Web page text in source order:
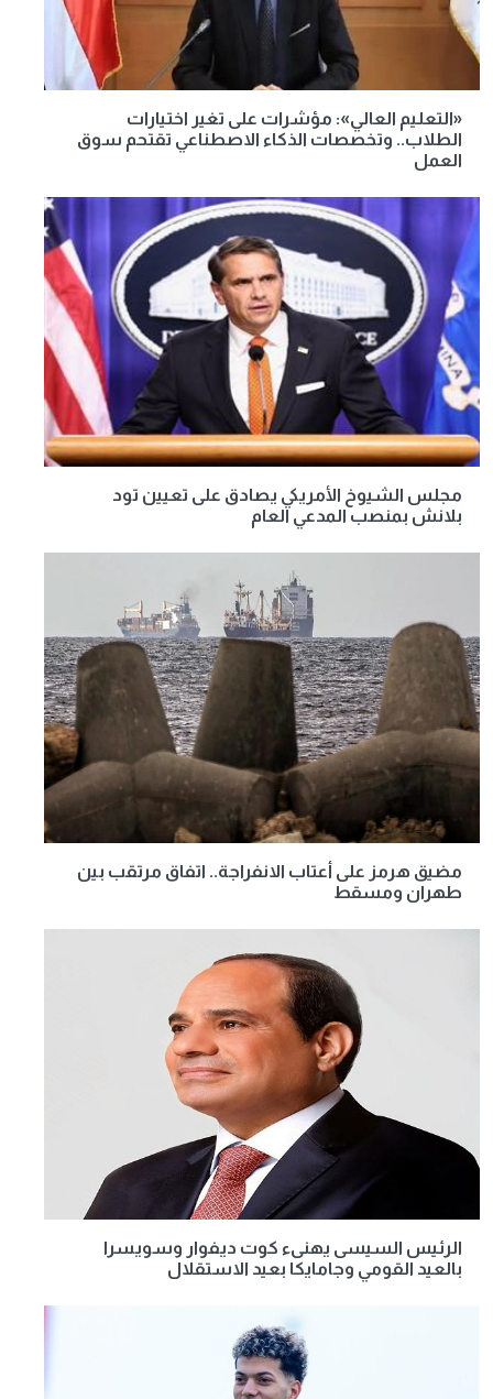
«التعليم العالي»: مؤشرات على تغير اختيارات
الطلاب.. وتخصصات الذكاء الاصطناعي تقتحم سوق
العمل
مجلس الشيوخ الأمريكي يصادق على تعيين تود
بلانش بمنصب المدعي العام
مضيق هرمز على أعتاب الانفراجة.. اتفاق مرتقب بين
طهران ومسقط
الرئيس السيسى يهنىء كوت ديفوار وسويسرا
بالعيد القومي وجامايكا بعيد الاستقلال